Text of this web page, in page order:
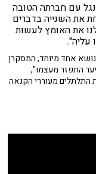
עם חברתה הטובה
את השנייה בדברים
את האומץ לעשות
עליה".
נושא אחד מיוחד, המסקרן
התפזר מעצמו",
מעוררי הקנאה